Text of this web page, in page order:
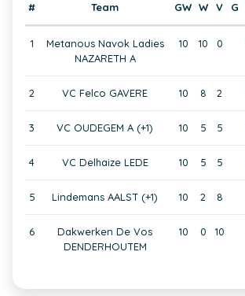
# Team GW W V G
1
Metanous Navok Ladies
NAZARETH A
10 10 0
2 VC Felco GAVERE 10 8 2
3 VC OUDEGEM A (+1) 10 5 5
4 VC Delhaize LEDE 10 5 5
5 Lindemans AALST (+1) 10 2 8
6
Dakwerken De Vos
DENDERHOUTEM
10 0 10